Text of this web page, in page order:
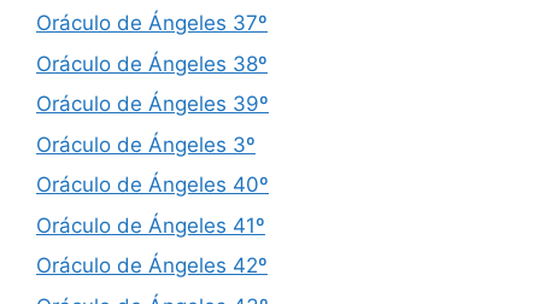
Oráculo de Ángeles 37º
Oráculo de Ángeles 38º
Oráculo de Ángeles 39º
Oráculo de Ángeles 3º
Oráculo de Ángeles 40º
Oráculo de Ángeles 41º
Oráculo de Ángeles 42º